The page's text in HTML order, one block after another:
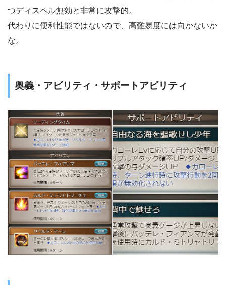
つディスペル無効と非常に攻撃的。
代わりに便利性能ではないので、高難易度には向かないか
な。
奥義・アビリティ・サポートアビリティ